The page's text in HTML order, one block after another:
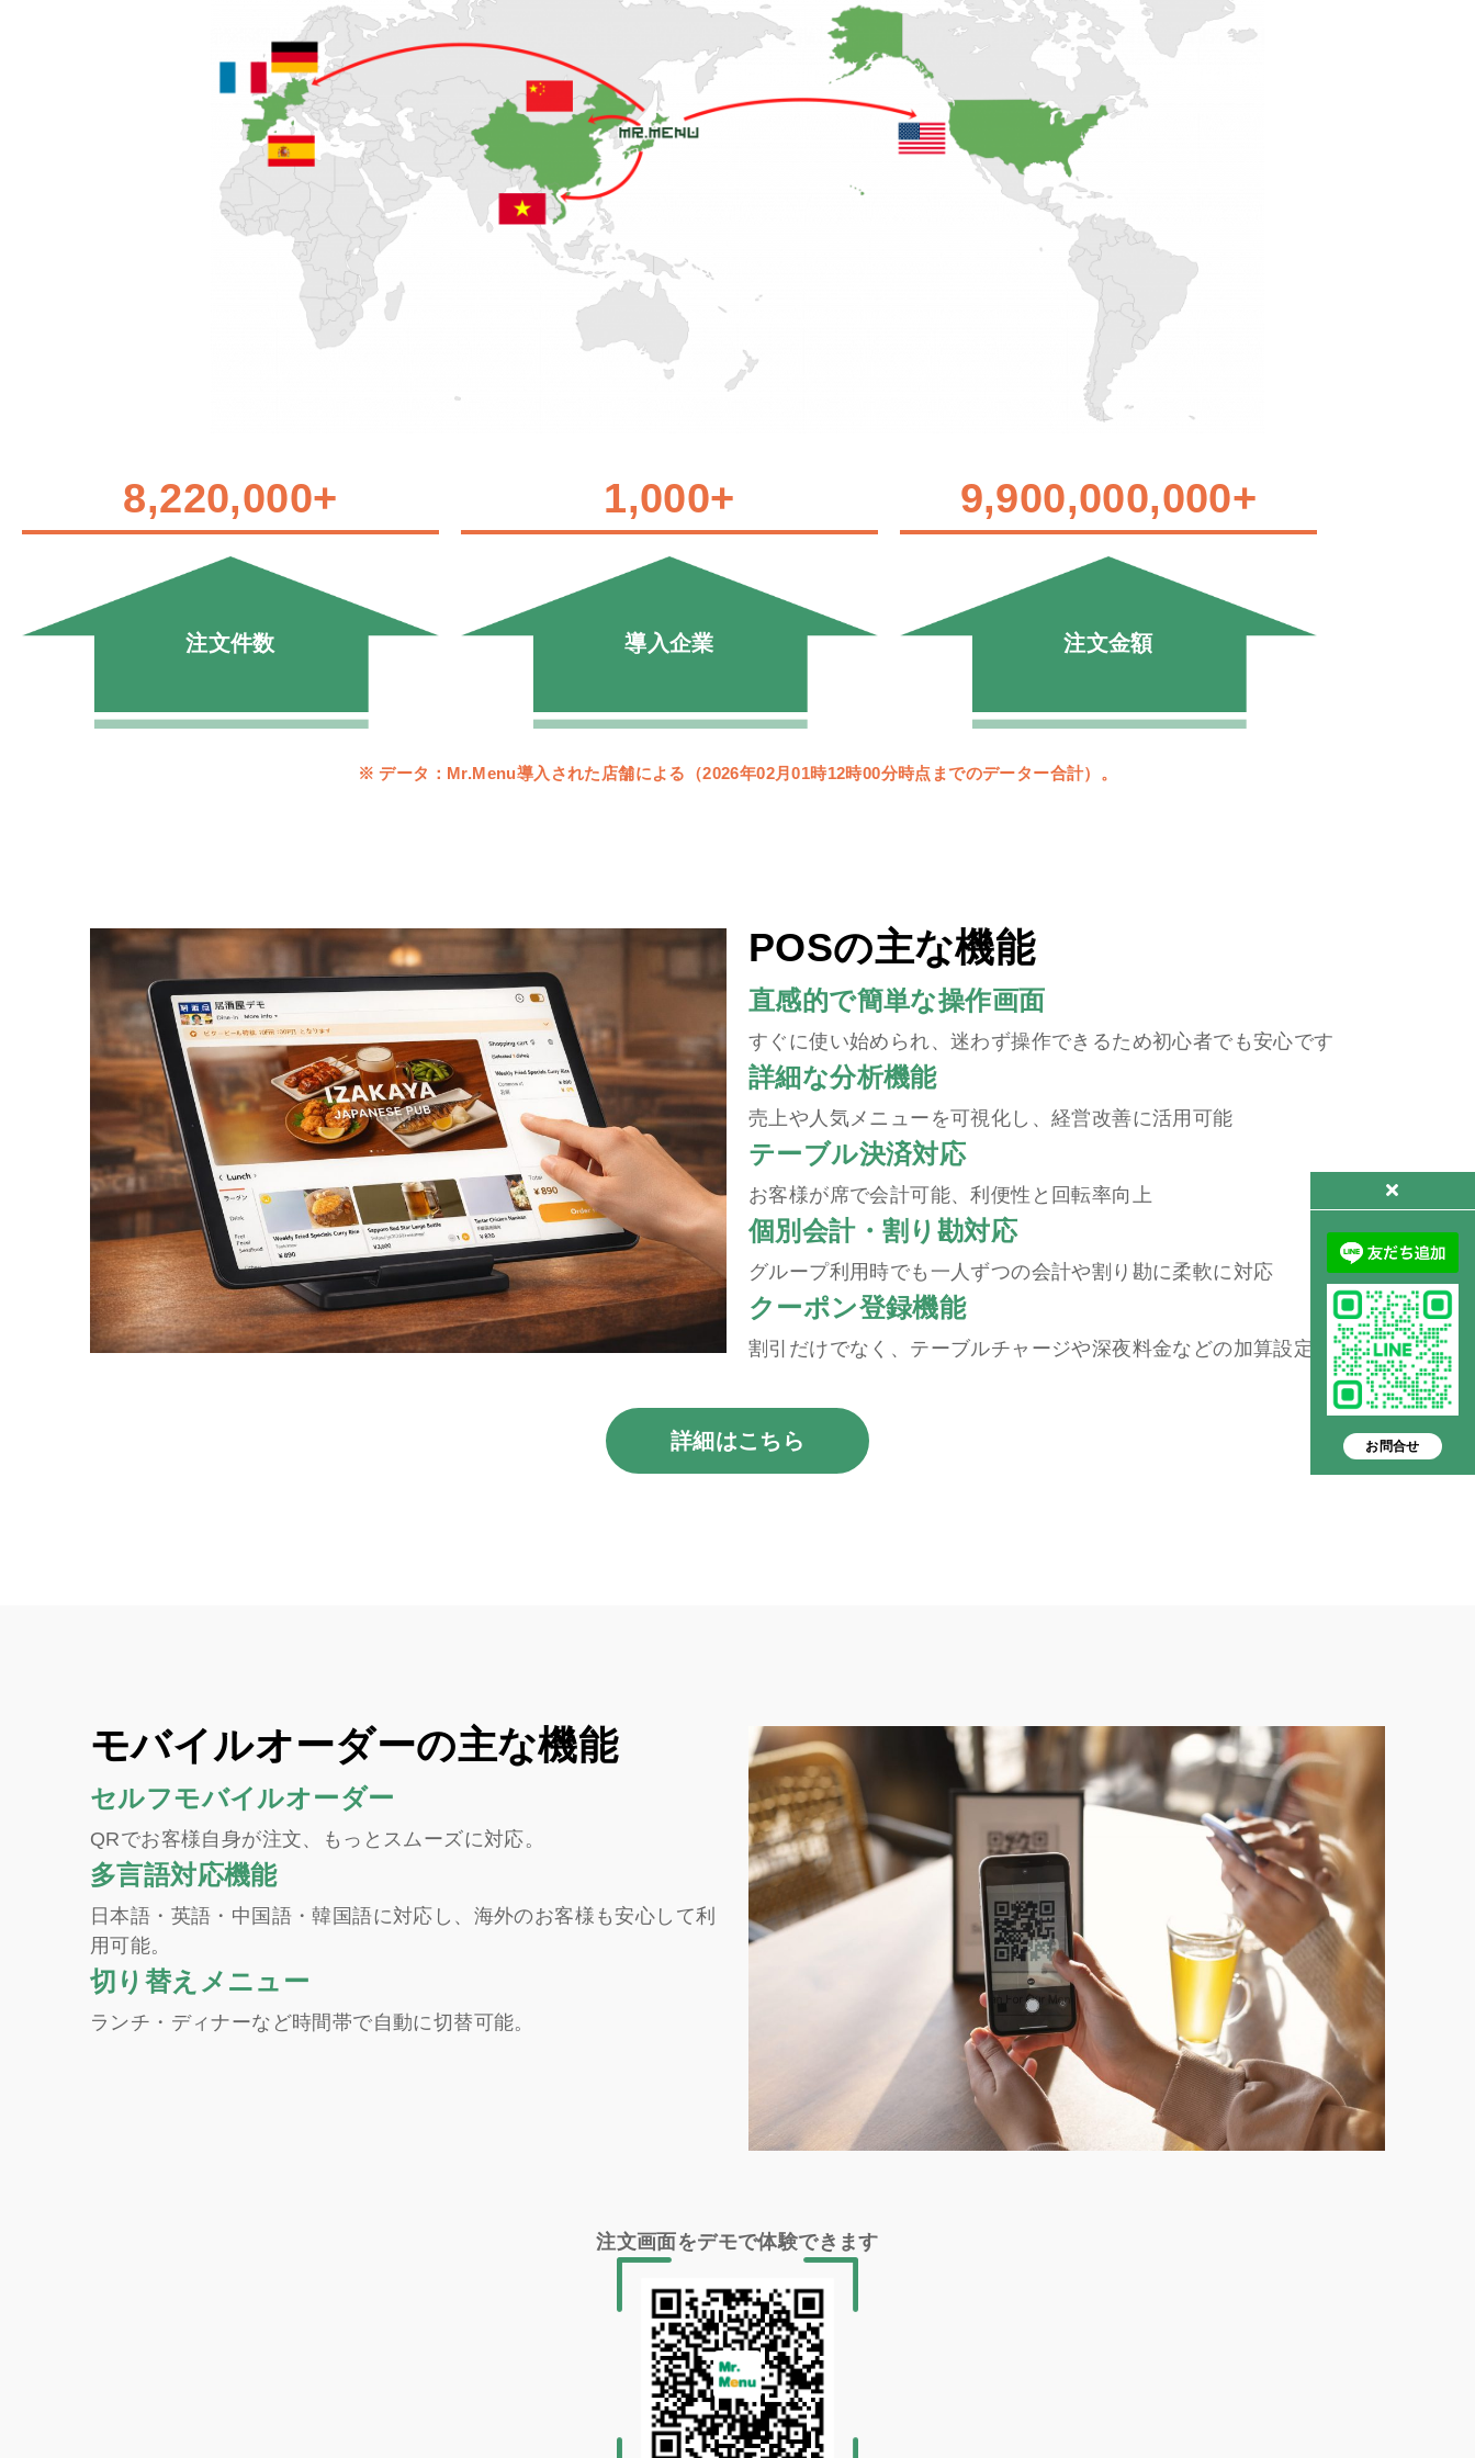
8,220,000+
注文件数
1,000+
導入企業
9,900,000,000+
注文金額
※ データ：Mr.Menu導入された店舗による（2026年02月01時12時00分時点までのデーター合計）。
POSの主な機能
直感的で簡単な操作画面
すぐに使い始められ、迷わず操作できるため初心者でも安心です
詳細な分析機能
売上や人気メニューを可視化し、経営改善に活用可能
テーブル決済対応
お客様が席で会計可能、利便性と回転率向上
個別会計・割り勘対応
グループ利用時でも一人ずつの会計や割り勘に柔軟に対応
クーポン登録機能
割引だけでなく、テーブルチャージや深夜料金などの加算設定も可能
詳細はこちら
モバイルオーダーの主な機能
セルフモバイルオーダー
QRでお客様自身が注文、もっとスムーズに対応。
多言語対応機能
日本語・英語・中国語・韓国語に対応し、海外のお客様も安心して利
用可能。
切り替えメニュー
ランチ・ディナーなど時間帯で自動に切替可能。
注文画面をデモで体験できます
お問合せ